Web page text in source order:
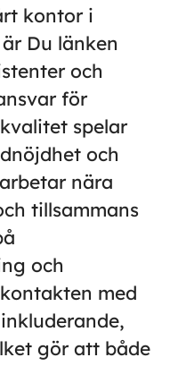
kontor i
Du länken
och
för
spelar
och
nära
tillsammans
och
med
gör att både